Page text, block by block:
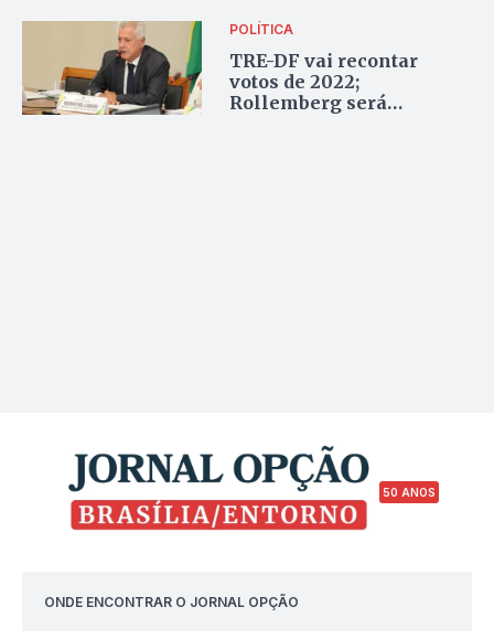
POLÍTICA
TRE-DF vai recontar
votos de 2022;
Rollemberg será
50 ANOS
ONDE ENCONTRAR O JORNAL OPÇÃO